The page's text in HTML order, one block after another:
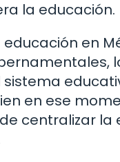
la educación.
educación en
en ese
centralizar